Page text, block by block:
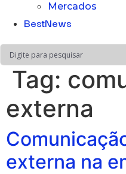
Mercados
BestNews
Tag:
externa
externa na